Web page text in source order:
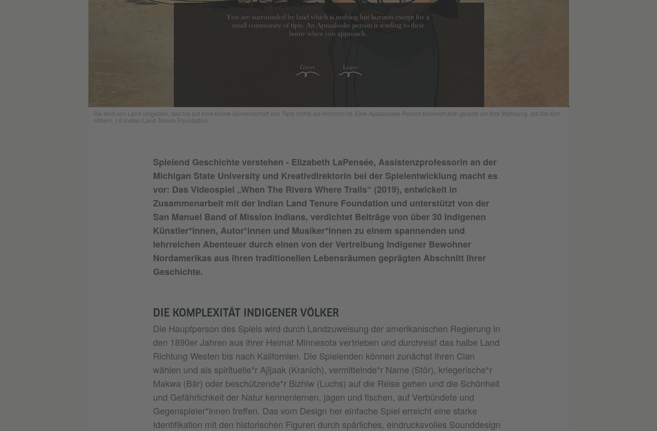
Sie sind von Land umgeben, das bis auf eine kleine Gemeinschaft von Tipis nichts als Horizont ist. Eine Apsaalooke-Person kümmert sich gerade um ihre Wohnung, als Sie sich
nähern. | © Indian Land Tenure Foundation
Spielend Geschichte verstehen - Elizabeth LaPensée, Assistenzprofessorin an der
Michigan State University und Kreativdirektorin bei der Spielentwicklung macht es
vor: Das Videospiel „When The Rivers Where Trails“ (2019), entwickelt in
Zusammenarbeit mit der Indian Land Tenure Foundation und unterstützt von der
San Manuel Band of Mission Indians, verdichtet Beiträge von über 30 Indigenen
Künstler*innen, Autor*innen und Musiker*innen zu einem spannenden und
lehrreichen Abenteuer durch einen von der Vertreibung Indigener Bewohner
Nordamerikas aus ihren traditionellen Lebensräumen geprägten Abschnitt ihrer
Geschichte.
DIE KOMPLEXITÄT INDIGENER VÖLKER
Die Hauptperson des Spiels wird durch Landzuweisung der amerikanischen Regierung in
den 1890er Jahren aus ihrer Heimat Minnesota vertrieben und durchreist das halbe Land
Richtung Westen bis nach Kalifornien. Die Spielenden können zunächst ihren Clan
wählen und als spirituelle*r Ajijaak (Kranich), vermittelnde*r Name (Stör), kriegerische*r
Makwa (Bär) oder beschützende*r Bizhiw (Luchs) auf die Reise gehen und die Schönheit
und Gefährlichkeit der Natur kennenlernen, jagen und fischen, auf Verbündete und
Gegenspieler*innen treffen. Das vom Design her einfache Spiel erreicht eine starke
Identifikation mit den historischen Figuren durch spärliches, eindrucksvolles Sounddesign